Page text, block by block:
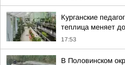
Курганские
теплица меняет
17:53
В Половинском